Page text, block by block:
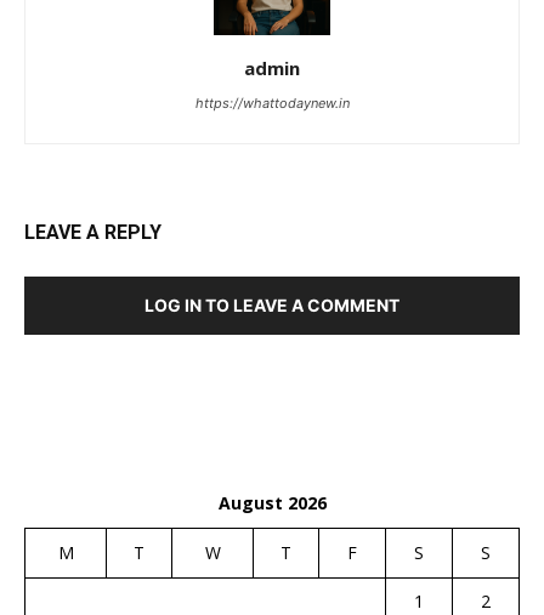
admin
https://whattodaynew.in
LEAVE A REPLY
LOG IN TO LEAVE A COMMENT
August 2026
M T W T F S S
1
2